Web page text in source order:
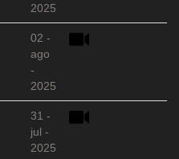
2025
02 -
ago
-
2025
31 -
jul -
2025